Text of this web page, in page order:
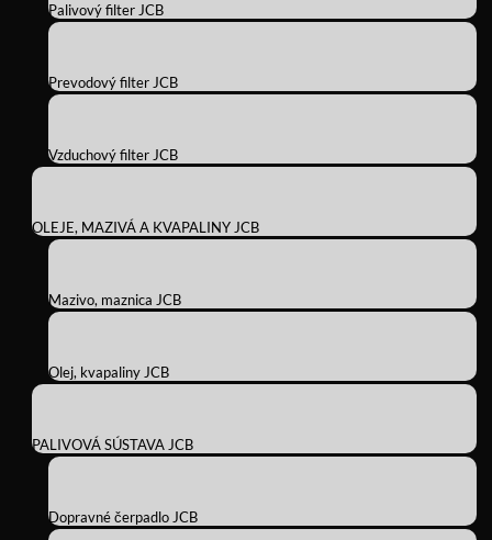
Palivový filter JCB
Prevodový filter JCB
Vzduchový filter JCB
OLEJE, MAZIVÁ A KVAPALINY JCB
Mazivo, maznica JCB
Olej, kvapaliny JCB
PALIVOVÁ SÚSTAVA JCB
Dopravné čerpadlo JCB